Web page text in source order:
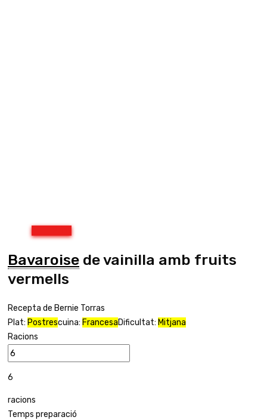
Bavaroise de vainilla amb fruits
vermells
Recepta de Bernie Torras
Plat: Postrescuina: FrancesaDificultat: Mitjana
Racions
6
racions
Temps preparació